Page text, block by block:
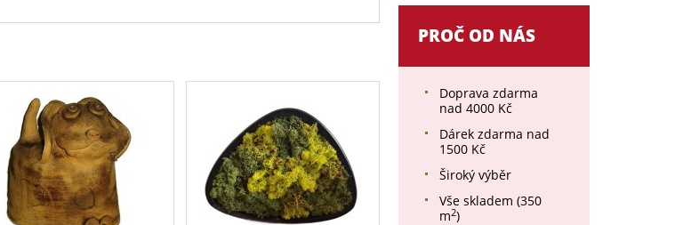
PROČ OD NÁS
Doprava zdarma
nad 4000 Kč
Dárek zdarma nad
1500 Kč
Široký výběr
Vše skladem (350
m2)